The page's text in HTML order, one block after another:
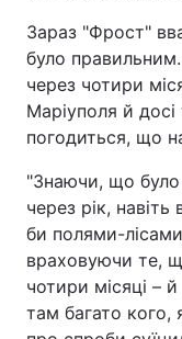
Зараз "Фрост"
було
через чотири
Маріуполя й
погодиться, що
"Знаючи, що було
через рік,
би полями-
враховуючи те,
чотири місяці –
там багато кого,